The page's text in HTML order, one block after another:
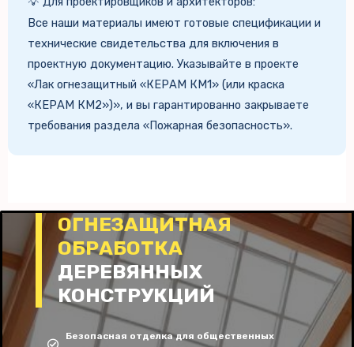
Все наши материалы имеют готовые спецификации и
технические свидетельства для включения в
проектную документацию. Указывайте в проекте
«Лак огнезащитный «КЕРАМ КМ1» (или краска
«КЕРАМ КМ2»)», и вы гарантированно закрываете
требования раздела «Пожарная безопасность».
ОГНЕЗАЩИТНАЯ
ОБРАБОТКА
ДЕРЕВЯННЫХ
КОНСТРУКЦИЙ
Безопасная отделка для общественных